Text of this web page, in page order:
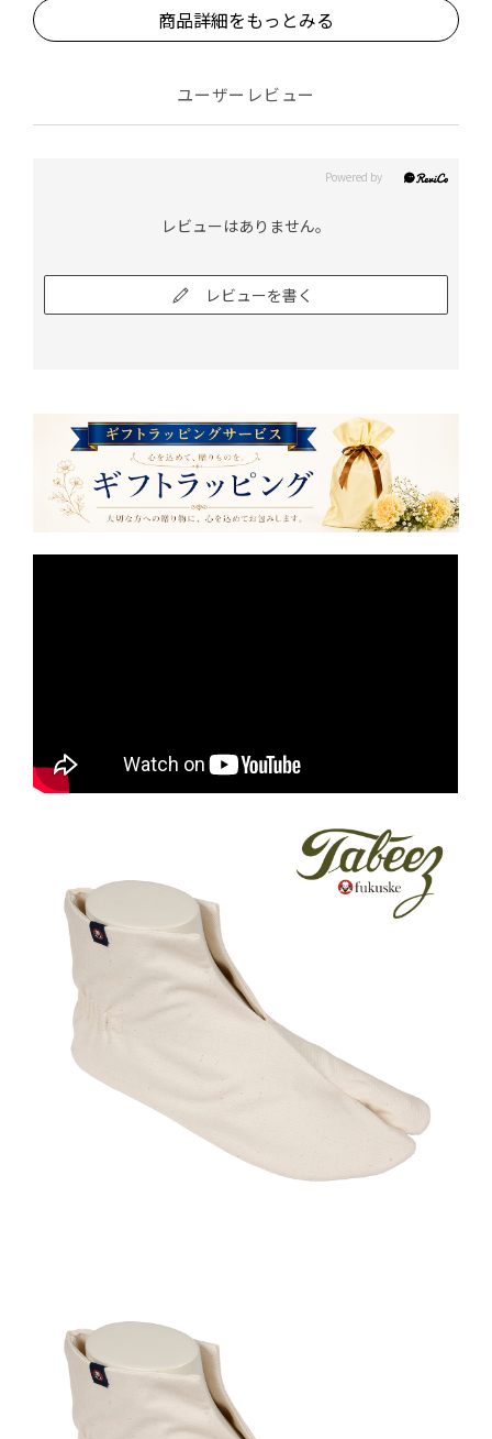
商品詳細をもっとみる
ユーザーレビュー
レビューはありません。
レビューを書く